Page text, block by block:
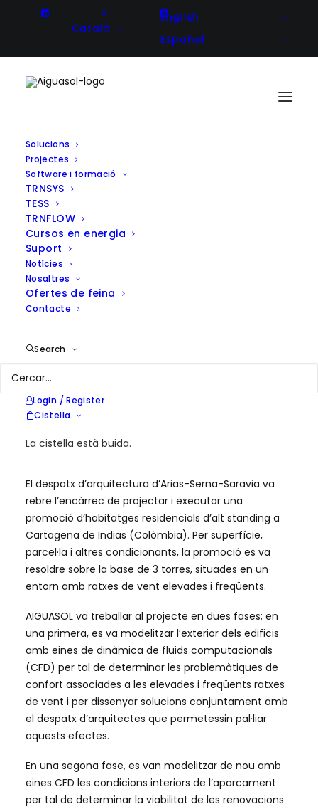
Català
English
Español
Solucions
Projectes
Software i formació
TRNSYS
TESS
TRNFLOW
Cursos en energia
Suport
Notícies
Nosaltres
Ofertes de feina
Contacte
Search
Login / Register
Cistella
La cistella està buida.
Optimització al disseny
d’aparcaments soterrats per
assolir els requisits de ventilació
per salubritat sobre la base de
renovacions naturals
Year
Location
El despatx d’arquitectura d’Arias-Serna-Saravia va
rebre l’encàrrec de projectar i executar una
promoció d’habitatges residencials d’alt standing a
Cartagena de Indias (Colòmbia). Per superfície,
parcel·la i altres condicionants, la promoció es va
resoldre sobre la base de 3 torres, situades en un
entorn amb ratxes de vent elevades i freqüents.
AIGUASOL va treballar al projecte en dues fases; en
una primera, es va modelitzar l’exterior dels edificis
amb eines de dinàmica de fluids computacionals
(CFD) per tal de determinar les problemàtiques de
confort associades a les elevades i freqüents ratxes
de vent i per dissenyar solucions conjuntament amb
el despatx d’arquitectes que permetessin pal·liar
aquests efectes.
En una segona fase, es van modelitzar de nou amb
eines CFD les condicions interiors de l’aparcament
per tal de determinar la viabilitat de les renovacions